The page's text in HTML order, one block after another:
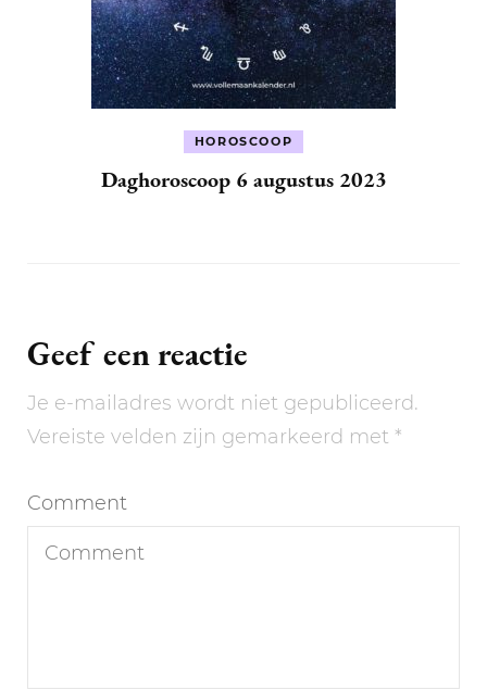
HOROSCOOP
Daghoroscoop 6 augustus 2023
Geef een reactie
Je e-mailadres wordt niet gepubliceerd.
Vereiste velden zijn gemarkeerd met *
Comment